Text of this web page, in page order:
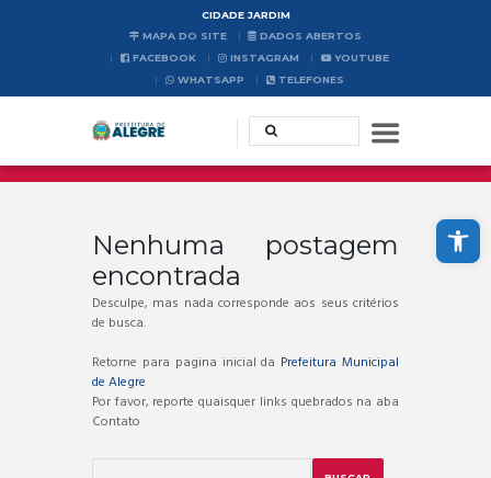
Abrir a barra de ferramentas
CIDADE JARDIM
MAPA DO SITE
DADOS ABERTOS
FACEBOOK
INSTAGRAM
YOUTUBE
WHATSAPP
TELEFONES
Nenhuma postagem
encontrada
Desculpe, mas nada corresponde aos seus critérios
de busca.
Retorne para pagina inicial da Prefeitura Municipal
de Alegre
Por favor, reporte quaisquer links quebrados na aba
Contato